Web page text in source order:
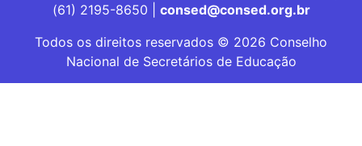
(61) 2195-8650 | consed@consed.org.br
Todos os direitos reservados © 2026 Conselho
Nacional de Secretários de Educação